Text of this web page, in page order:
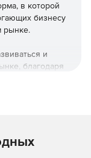
в которой
бизнесу
рынке.
и
благодаря